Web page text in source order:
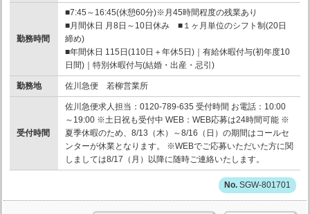
勤務時間
■7:45～16:45(休憩60分)※月45時間程度の残業あり
■月間休日 月8日～10日休み ■１ヶ月単位のシフト制(20日
締め)
■年間休日 115日(110日＋年休5日)｜有給休暇付与(初年度10
日間)｜特別休暇付与(結婚・出産・忌引)
勤務地 佐川急便 若柳営業所
受付時間
佐川急便求人担当：0120-789-635 受付時間 お電話：10:00
～19:00 ※土日祝も受付中 WEB：WEB応募は24時間可能 ※
夏季休暇のため、8/13（木）～8/16（日）の期間はコールセ
ンターが休業となります。 ※WEBでご応募いただいた方に関
しましては8/17（月）以降に随時ご連絡いたします。
SGW-801701